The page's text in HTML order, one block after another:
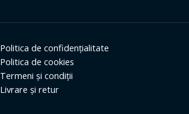
Politica de confidențialitate
Politica de cookies
Termeni și condiții
Livrare și retur